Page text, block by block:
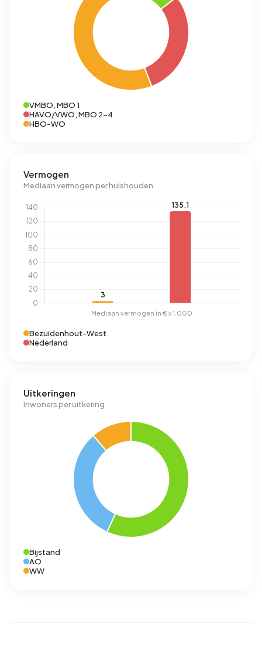
VMBO, MBO 1
HAVO/VWO, MBO 2-4
HBO-WO
Vermogen
Mediaan vermogen per huishouden
Bezuidenhout-West
Nederland
Uitkeringen
Inwoners per uitkering
Bijstand
AO
WW